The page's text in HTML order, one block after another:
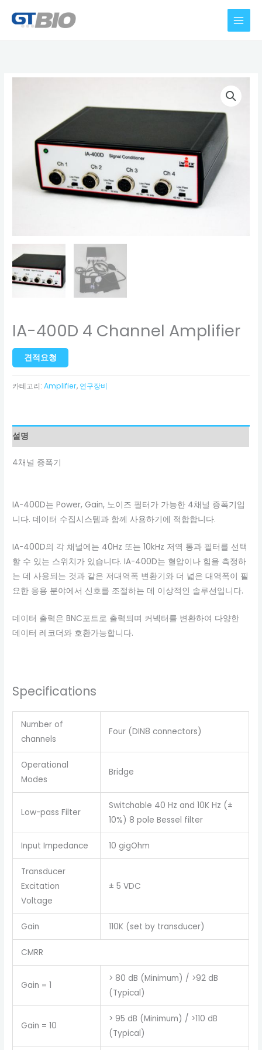
IA-400D 4 Channel Amplifier
견적요청
카테고리:Amplifier, 연구장비
설명
4채널 증폭기
IA-400D는 Power, Gain, 노이즈 필터가 가능한 4채널 증폭기입
니다. 데이터 수집시스템과 함께 사용하기에 적합합니다.
IA-400D의 각 채널에는 40Hz 또는 10kHz 저역 통과 필터를 선택
할 수 있는 스위치가 있습니다. IA-400D는 혈압이나 힘을 측정하
는 데 사용되는 것과 같은 저대역폭 변환기와 더 넓은 대역폭이 필
요한 응용 분야에서 신호를 조절하는 데 이상적인 솔루션입니다.
데이터 출력은 BNC포트로 출력되며 커넥터를 변환하여 다양한
데이터 레코더와 호환가능합니다.
Specifications
Number of
channels
Four (DIN8 connectors)
Operational
Modes
Bridge
Low-pass Filter
Switchable 40 Hz and 10K Hz (±
10%) 8 pole Bessel filter
Input Impedance 10 gigOhm
Transducer
Excitation
Voltage
± 5 VDC
Gain 110K (set by transducer)
CMRR
Gain = 1
> 80 dB (Minimum) / >92 dB
(Typical)
Gain = 10
> 95 dB (Minimum) / >110 dB
(Typical)